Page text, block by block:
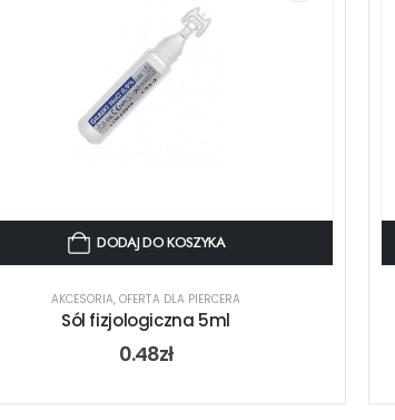
DODAJ DO KOSZYKA
AKCESORIA,OFERTA DLA PIERCERA
Sól fizjologiczna 5ml
0.48zł